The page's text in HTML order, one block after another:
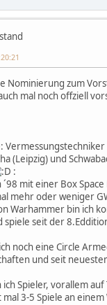
Nominierung zum
mal noch offziell
Vermessungstechniker
(Leipzig) und
:
mit einer Box
mehr oder weniger
Warhammer bin ich
spiele seit der
noch eine Circle
und seit
ich Spieler, vorallem
3-5 Spiele an